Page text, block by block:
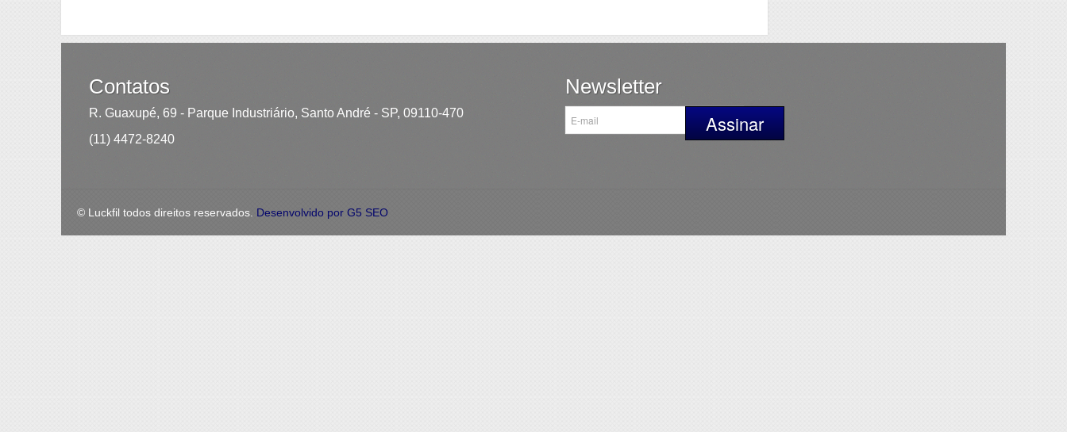
Contatos
R. Guaxupé, 69 - Parque Industriário, Santo André - SP, 09110-470
(11) 4472-8240
Newsletter
© Luckfil todos direitos reservados. Desenvolvido por G5 SEO